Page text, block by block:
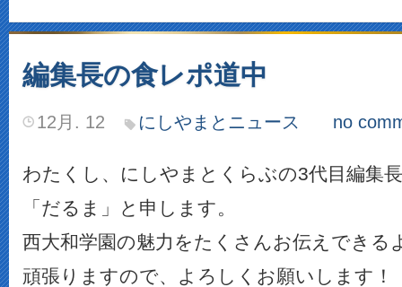
編集長の食レポ道中
12月. 12 にしやまとニュース no
わたくし、にしやまとくらぶの3代目編集
「だるま」と申します。
西大和学園の魅力をたくさんお伝えできる
頑張りますので、よろしくお願いします！